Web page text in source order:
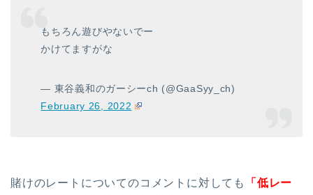
もちろん遊びやないでー
かけてますがな
— 東谷義和のガーシーch (@GaaSyy_ch)
February 26, 2022
賭けのレートについてのコメントに対しても
「低レー